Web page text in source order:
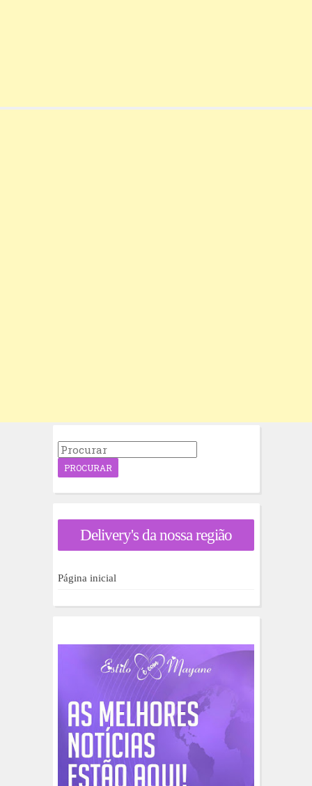
P
r
a
p
r
:
Delivery's da nossa região
Página inicial